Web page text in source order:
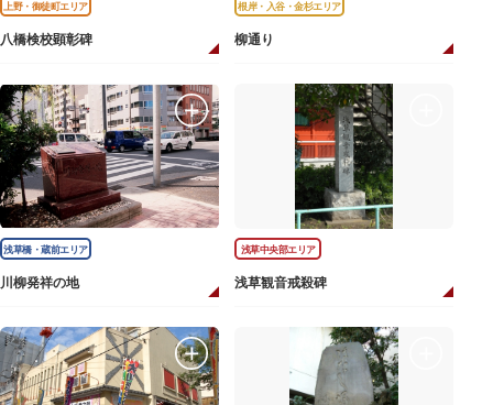
上野・御徒町エリア
八橋検校顕彰碑
根岸・入谷・金杉エリア
柳通り
浅草橋・蔵前エリア
川柳発祥の地
浅草中央部エリア
浅草観音戒殺碑